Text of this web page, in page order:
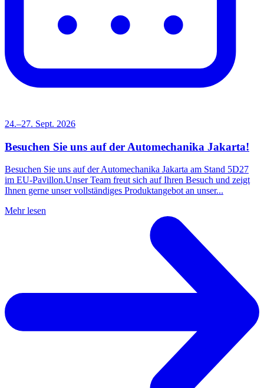
24.–27. Sept. 2026
Besuchen Sie uns auf der Automechanika Jakarta!
Besuchen Sie uns auf der Automechanika Jakarta am Stand 5D27
im EU-Pavillon.Unser Team freut sich auf Ihren Besuch und zeigt
Ihnen gerne unser vollständiges Produktangebot an unser...
Mehr lesen